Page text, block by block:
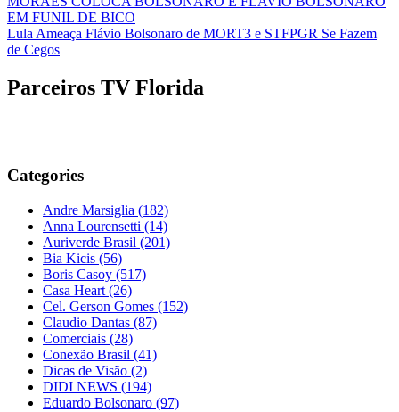
EM FUNIL DE BICO
Lula Ameaça Flávio Bolsonaro de MORT3 e STFPGR Se Fazem
de Cegos
Parceiros TV Florida
Categories
Andre Marsiglia (182)
Anna Lourensetti (14)
Auriverde Brasil (201)
Bia Kicis (56)
Boris Casoy (517)
Casa Heart (26)
Cel. Gerson Gomes (152)
Claudio Dantas (87)
Comerciais (28)
Conexão Brasil (41)
Dicas de Visão (2)
DIDI NEWS (194)
Eduardo Bolsonaro (97)